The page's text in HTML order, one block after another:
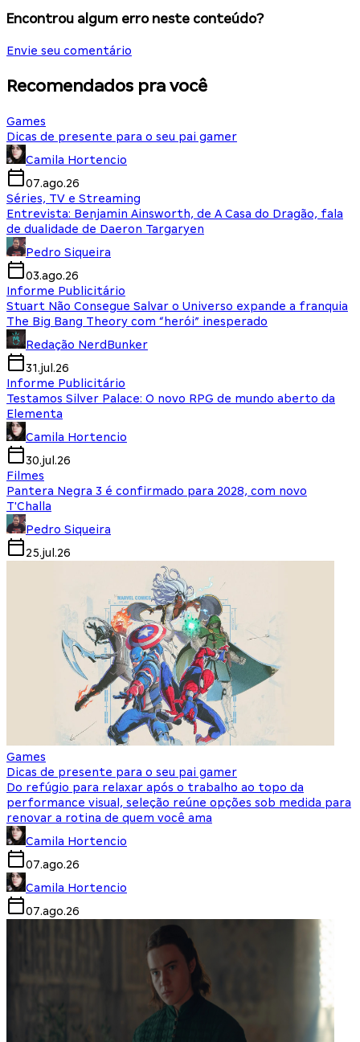
Encontrou algum erro neste conteúdo?
Envie seu comentário
Recomendados pra você
Games
Dicas de presente para o seu pai gamer
Camila Hortencio
07.ago.26
Séries, TV e Streaming
Entrevista: Benjamin Ainsworth, de A Casa do Dragão, fala
de dualidade de Daeron Targaryen
Pedro Siqueira
03.ago.26
Informe Publicitário
Stuart Não Consegue Salvar o Universo expande a franquia
The Big Bang Theory com “herói” inesperado
Redação NerdBunker
31.jul.26
Informe Publicitário
Testamos Silver Palace: O novo RPG de mundo aberto da
Elementa
Camila Hortencio
30.jul.26
Filmes
Pantera Negra 3 é confirmado para 2028, com novo
T'Challa
Pedro Siqueira
25.jul.26
Games
Dicas de presente para o seu pai gamer
Do refúgio para relaxar após o trabalho ao topo da
performance visual, seleção reúne opções sob medida para
renovar a rotina de quem você ama
Camila Hortencio
07.ago.26
Camila Hortencio
07.ago.26